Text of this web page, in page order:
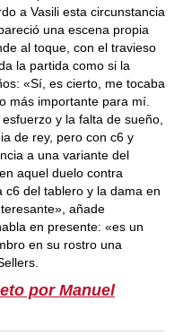
a Vasili esta circunstancia
una escena propia
al toque, con el travieso
la partida como si la
«Sí, es cierto, me tocaba
más importante para mí.
y la falta de sueño,
de rey, pero con c6 y
a una variante del
aquel duelo contra
c6 del tablero y la dama en
añade
en presente: «es un
en su rostro una
por Manuel